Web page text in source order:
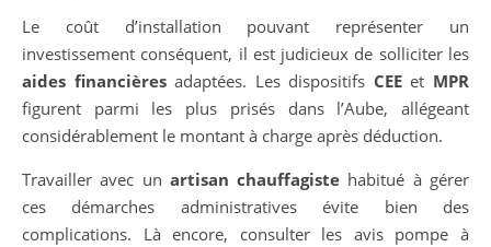
Le coût d’installation pouvant représenter un
investissement conséquent, il est judicieux de solliciter les
aides financièresadaptées. Les dispositifs CEEet MPR
figurent parmi les plus prisés dans l’Aube, allégeant
considérablement le montant à charge après déduction.
Travailler avec un artisan chauffagiste habitué à gérer
ces démarches administratives évite bien des
complications. Là encore, consulter les avis pompe à